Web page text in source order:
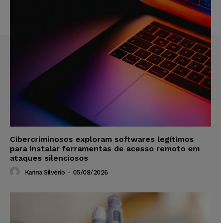
Cibercriminosos exploram softwares legítimos
para instalar ferramentas de acesso remoto em
ataques silenciosos
Karina Silvério - 05/08/2026